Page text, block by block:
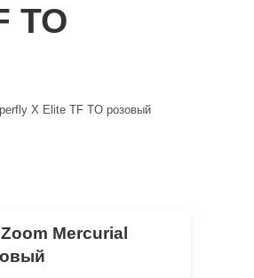
TO
X Elite TF TO розовый
Mercurial